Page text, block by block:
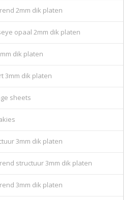
2mm dik platen
opaal 2mm dik platen
dik platen
3mm dik platen
sheets
3mm dik platen
structuur 3mm dik platen
3mm dik platen